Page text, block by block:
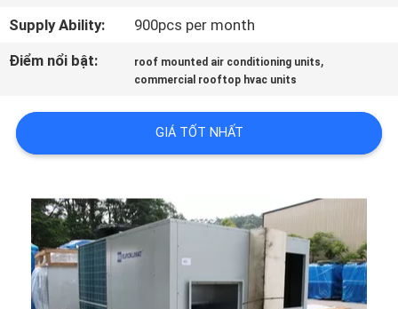
KIỂM
SOÁT
LƯỢNG
HỆ
CHÚNG
TÔI
Supply Ability:
900pcs per month
Điểm nổi bật:
roof mounted air conditioning units,
commercial rooftop hvac units
GIÁ TỐT NHẤT